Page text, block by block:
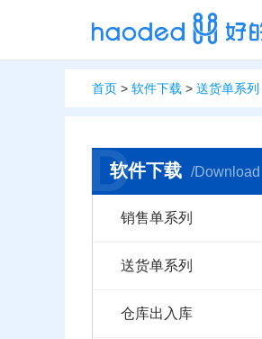
首页 > 软件下载 > 送货单系列
软件下载 /Download
D
销售单系列
送货单系列
仓库出入库